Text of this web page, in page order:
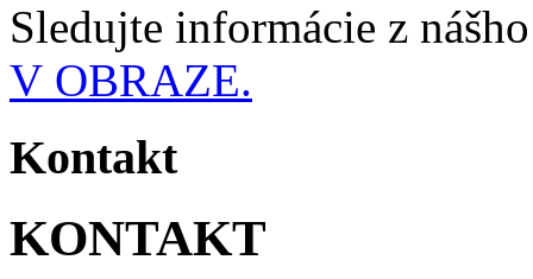
Sledujte informácie z
V OBRAZE.
Kontakt
KONTAKT